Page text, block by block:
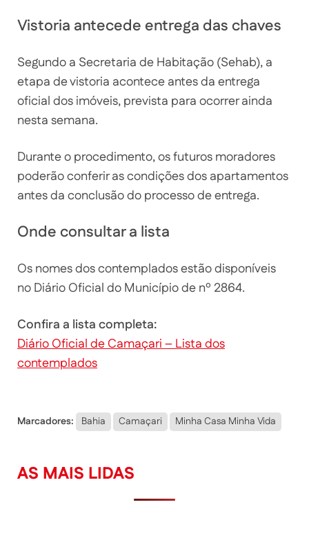
Vistoria antecede entrega das chaves
Segundo a Secretaria de Habitação (Sehab), a
etapa de vistoria acontece antes da entrega
oficial dos imóveis, prevista para ocorrer ainda
nesta semana.
Durante o procedimento, os futuros moradores
poderão conferir as condições dos apartamentos
antes da conclusão do processo de entrega.
Onde consultar a lista
Os nomes dos contemplados estão disponíveis
no Diário Oficial do Município de nº 2864.
Confira a lista completa:
Diário Oficial de Camaçari – Lista dos
contemplados
Marcadores: Bahia Camaçari Minha Casa Minha Vida
AS MAIS LIDAS